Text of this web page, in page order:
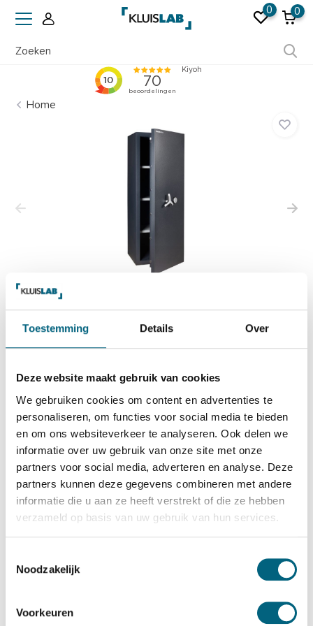
Toestemming Details Over
Deze website maakt gebruik van cookies
We gebruiken cookies om content en advertenties te
personaliseren, om functies voor social media te bieden
en om ons websiteverkeer te analyseren. Ook delen we
informatie over uw gebruik van onze site met onze
partners voor social media, adverteren en analyse. Deze
partners kunnen deze gegevens combineren met andere
informatie die u aan ze heeft verstrekt of die ze hebben
verzameld op basis van uw gebruik van hun services.
Noodzakelijk
Voorkeuren
0 0
Home
Chubbsafes
Chubbsafes ProGuard G3 370
8.289,-
Op voorraad: .
Bekijk de reviews
Hoogstaande officieel ECB-S gecertificeerde brand- en
inbraakwerende kluis in de klasse 3 / grade III / CEN 3
conform EN 1143-1. Standaard uitgevoerd met een
sleutelslot, optioneel te vervangen voor een electronisch
Betrouwbaar & veilig betalen